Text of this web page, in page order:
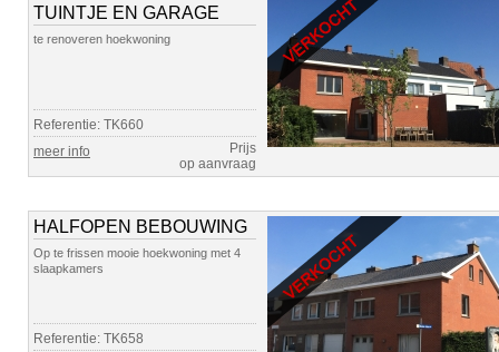
TUINTJE EN GARAGE
te renoveren hoekwoning
Referentie: TK660
Prijs
op aanvraag
meer info
HALFOPEN BEBOUWING
Op te frissen mooie hoekwoning met 4
slaapkamers
Referentie: TK658